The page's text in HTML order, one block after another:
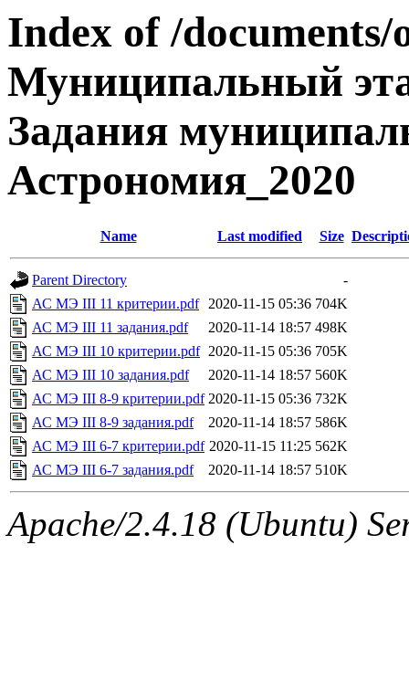
Index of /
Муниципальный
Задания
Астрономия_2020
Name Last modified Size
Parent Directory
-
АС МЭ III 11 критерии.pdf 2020-11-15 05:36 704K
АС МЭ III 11 задания.pdf
2020-11-14 18:57 498K
АС МЭ III 10 критерии.pdf 2020-11-15 05:36 705K
АС МЭ III 10 задания.pdf
2020-11-14 18:57 560K
АС МЭ III 8-9 критерии.pdf 2020-11-15 05:36 732K
АС МЭ III 8-9 задания.pdf
2020-11-14 18:57 586K
АС МЭ III 6-7 критерии.pdf 2020-11-15 11:25 562K
АС МЭ III 6-7 задания.pdf
2020-11-14 18:57 510K
Apache/2.4.18 (Ubuntu)